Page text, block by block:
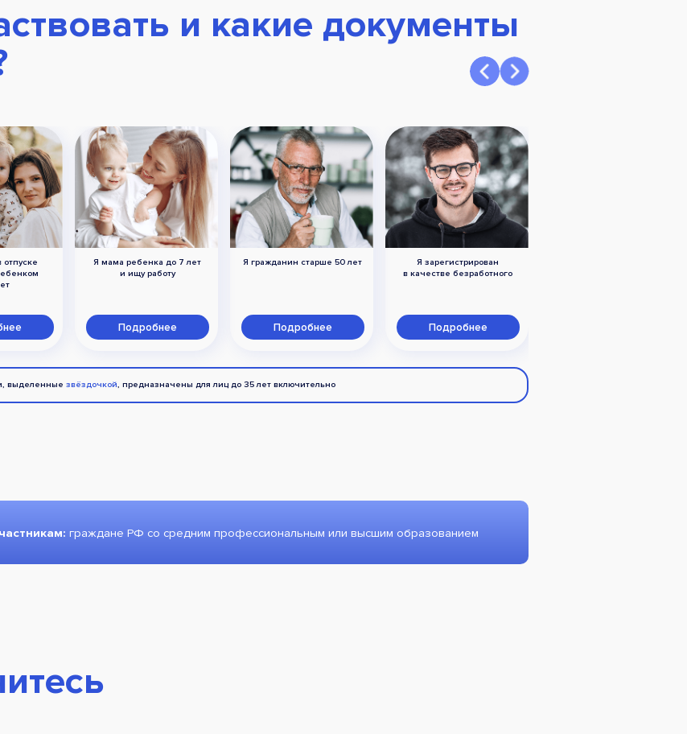
и какие документы
отпуске
Я мама ребенка до 7 лет
и ищу работу
Подробнее
Я гражданин старше 50 лет
Подробнее
Я зарегистрирован
в качестве безработного
Подробнее
выделенные звёздочкой, предназначены для лиц до 35 лет включительно
граждане РФ со средним профессиональным или высшим образованием